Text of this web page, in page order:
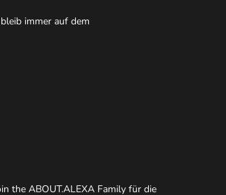
immer auf dem
the ABOUT.ALEXA Family für die